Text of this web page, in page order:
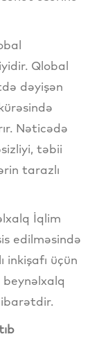
Qlobal
dəyişən
Nəticədə
təbii
tarazlı
İqlim
edilməsində
inkişafı üçün